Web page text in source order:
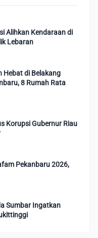
Alihkan Kendaraan di
Lebaran
Hebat di Belakang
8 Rumah Rata
Korupsi Gubernur Riau
Pekanbaru 2026,
Sumbar Ingatkan